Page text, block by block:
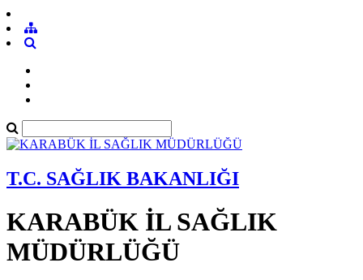
T.C. SAĞLIK BAKANLIĞI
KARABÜK İL SAĞLIK
MÜDÜRLÜĞÜ